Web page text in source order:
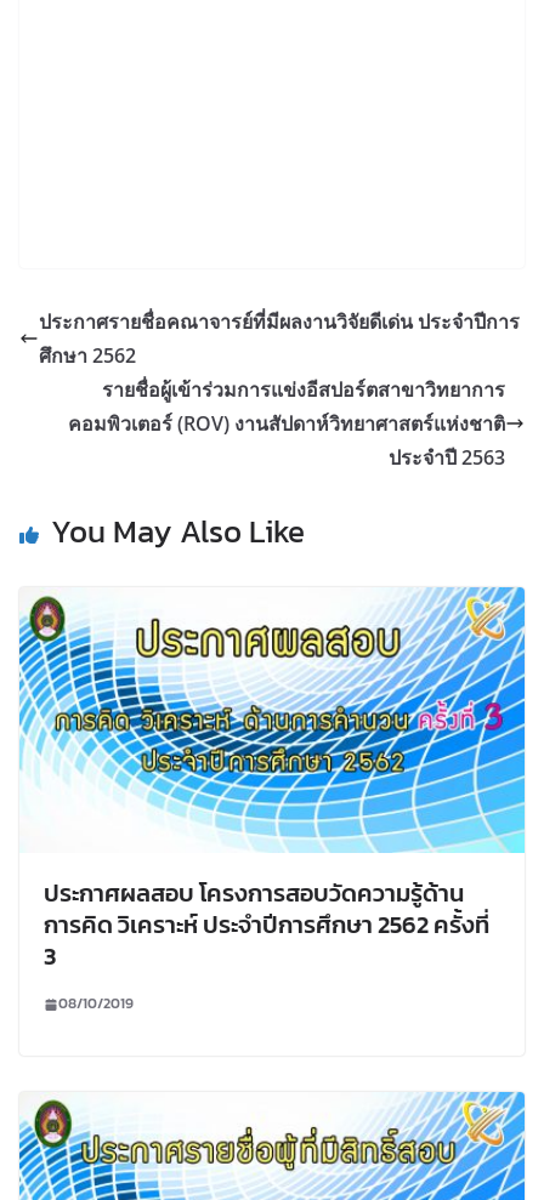
ประกาศรายชื่อคณาจารย์ที่มีผลงานวิจัยดีเด่น ประจำปีการ
ศึกษา 2562
รายชื่อผู้เข้าร่วมการแข่งอีสปอร์ตสาขาวิทยาการ
คอมพิวเตอร์ (ROV) งานสัปดาห์วิทยาศาสตร์แห่งชาติ
ประจำปี 2563
You May Also Like
ประกาศผลสอบ โครงการสอบวัดความรู้ด้าน
การคิด วิเคราะห์ ประจำปีการศึกษา 2562 ครั้งที่
3
08/10/2019